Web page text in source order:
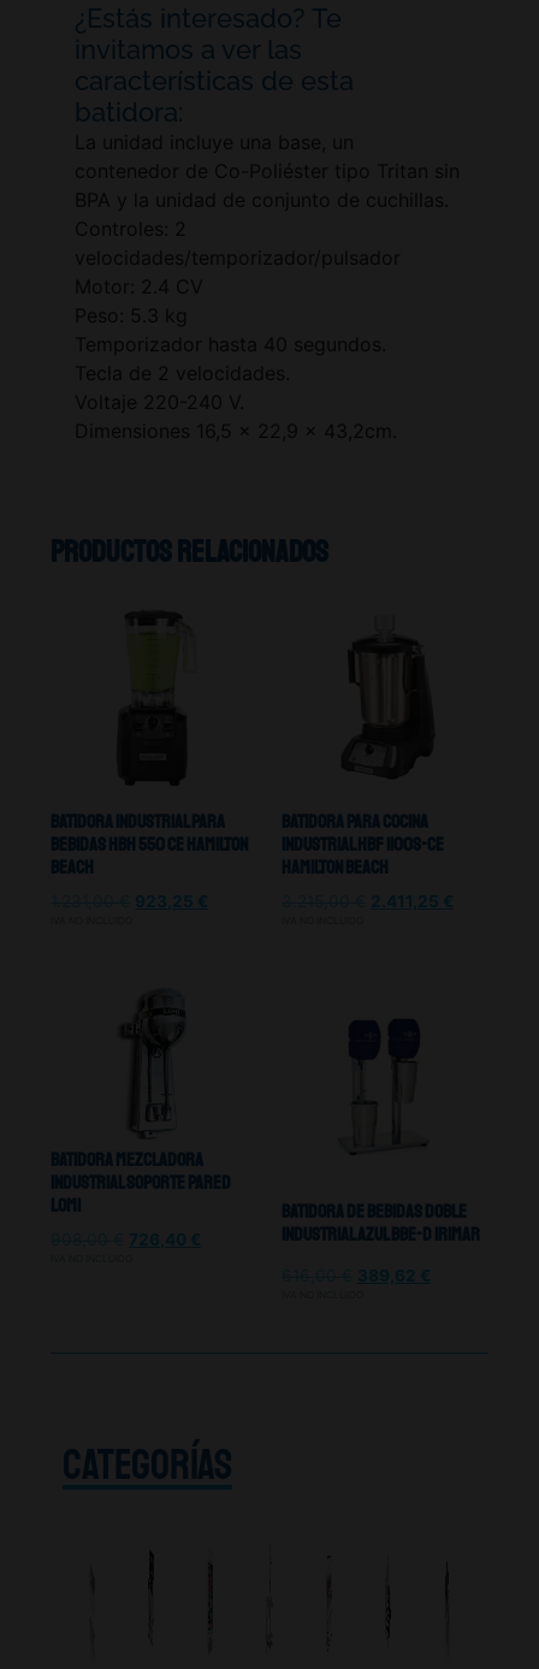
¿Estás interesado? Te
invitamos a ver las
características de esta
batidora:
La unidad incluye una base, un
contenedor de Co-Poliéster tipo Tritan sin
BPA y la unidad de conjunto de cuchillas.
Controles: 2
velocidades/temporizador/pulsador
Motor: 2.4 CV
Peso: 5.3 kg
Temporizador hasta 40 segundos.
Tecla de 2 velocidades.
Voltaje 220-240 V.
Dimensiones 16,5 x 22,9 x 43,2cm.
Productos relacionados
Batidora Industrial Para
Bebidas HBH 550 CE Hamilton
Beach
923,25 €
Batidora Para Cocina
Industrial HBF 1100S-CE
Hamilton Beach
2.411,25 €
Batidora Mezcladora
Industrial Soporte Pared
Lomi
726,40 €
Batidora De Bebidas Doble
Industrial Azul BBE-D Irimar
389,62 €
CATEGORÍAS